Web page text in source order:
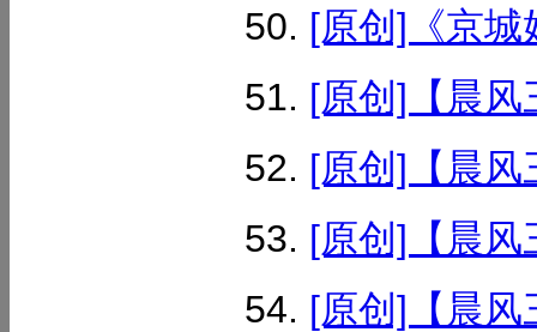
[原创]《京城
[原创]【晨风
[原创]【晨风
[原创]【晨风
[原创]【晨风